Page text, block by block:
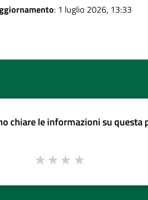
: 1 luglio 2026, 13:33
chiare le informazioni su questa